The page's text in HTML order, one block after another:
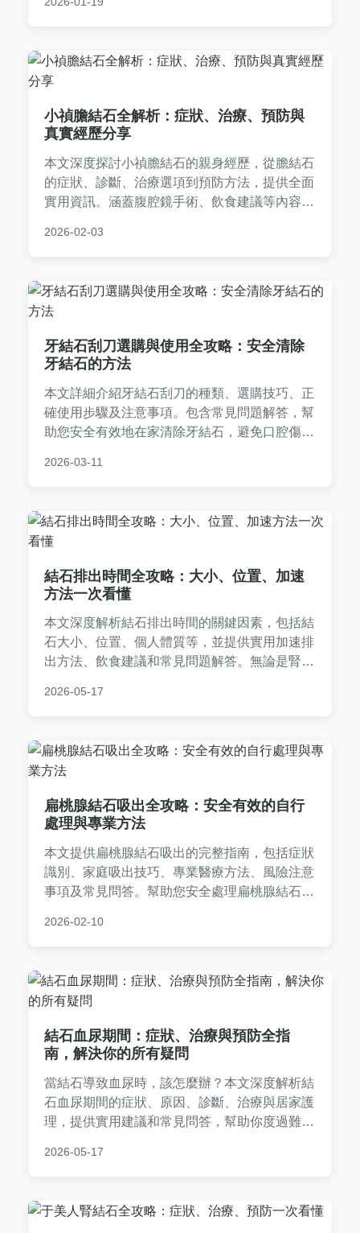
慮。
小禎膽結石全解析：症狀、治療、預防與
真實經歷分享
本文深度探討小禎膽結石的親身經歷，從膽結石
的症狀、診斷、治療選項到預防方法，提供全面
實用資訊。涵蓋腹腔鏡手術、飲食建議等內容，
2026-02-03
牙結石刮刀選購與使用全攻略：安全清除
牙結石的方法
本文詳細介紹牙結石刮刀的種類、選購技巧、正
確使用步驟及注意事項。包含常見問題解答，幫
助您安全有效地在家清除牙結石，避免口腔傷
口腔護理的讀者。
2026-03-11
結石排出時間全攻略：大小、位置、加速
方法一次看懂
本文深度解析結石排出時間的關鍵因素，包括結
石大小、位置、個人體質等，並提供實用加速排
出方法、飲食建議和常見問題解答。無論是腎結
然排出結石，減少疼痛和不適。
2026-05-17
扁桃腺結石吸出全攻略：安全有效的自行
處理與專業方法
本文提供扁桃腺結石吸出的完整指南，包括症狀
識別、家庭吸出技巧、專業醫療方法、風險注意
事項及常見問答。幫助您安全處理扁桃腺結石，
適合有相關困擾的讀者參考。
2026-02-10
結石血尿期間：症狀、治療與預防全指
南，解決你的所有疑問
當結石導致血尿時，該怎麼辦？本文深度解析結
石血尿期間的症狀、原因、診斷、治療與居家護
理，提供實用建議和常見問答，幫助你度過難
題，讓你安心面對泌尿系統健康。
2026-05-17